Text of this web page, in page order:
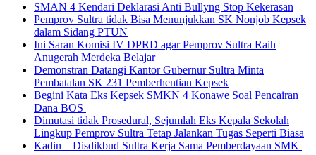
SMAN 4 Kendari Deklarasi Anti Bullyng Stop Kekerasan
Pemprov Sultra tidak Bisa Menunjukkan SK Nonjob Kepsek
dalam Sidang PTUN
Ini Saran Komisi IV DPRD agar Pemprov Sultra Raih
Anugerah Merdeka Belajar
Demonstran Datangi Kantor Gubernur Sultra Minta
Pembatalan SK 231 Pemberhentian Kepsek
Begini Kata Eks Kepsek SMKN 4 Konawe Soal Pencairan
Dana BOS
Dimutasi tidak Prosedural, Sejumlah Eks Kepala Sekolah
Lingkup Pemprov Sultra Tetap Jalankan Tugas Seperti Biasa
Kadin – Disdikbud Sultra Kerja Sama Pemberdayaan SMK